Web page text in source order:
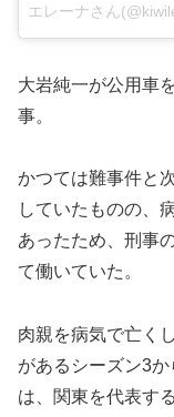
エレーナさん
大岩純一が公用車
事。
かつては難事件と
していたものの、
あったため、刑事
て働いていた。
肉親を病気で亡く
があるシーズン3
は、関東を代表す